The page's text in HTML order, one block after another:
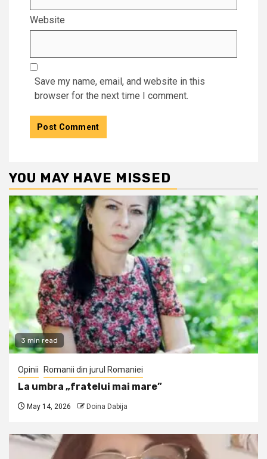
Website
Save my name, email, and website in this
browser for the next time I comment.
YOU MAY HAVE MISSED
3 min read
Opinii Romanii din jurul Romaniei
La umbra „fratelui mai mare”
May 14, 2026 Doina Dabija